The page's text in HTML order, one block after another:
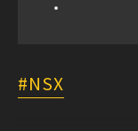
NSX